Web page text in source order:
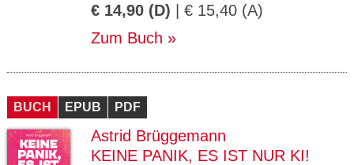
€ 14,90 (D) | € 15,40 (A)
Zum Buch
BUCH EPUB PDF
Astrid Brüggemann
KEINE PANIK, ES IST NUR KI!